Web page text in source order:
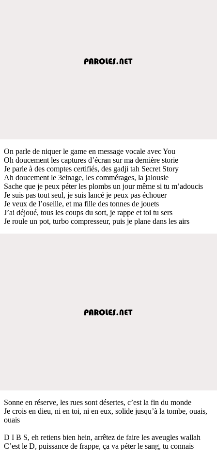
On parle de niquer le game en message vocale avec You
Oh doucement les captures d’écran sur ma dernière storie
Je parle à des comptes certifiés, des gadji tah Secret Story
Ah doucement le 3einage, les commérages, la jalousie
Sache que je peux péter les plombs un jour même si tu m’adoucis
Je suis pas tout seul, je suis lancé je peux pas échouer
Je veux de l’oseille, et ma fille des tonnes de jouets
J’ai déjoué, tous les coups du sort, je rappe et toi tu sers
Je roule un pot, turbo compresseur, puis je plane dans les airs
Sonne en réserve, les rues sont désertes, c’est la fin du monde
Je crois en dieu, ni en toi, ni en eux, solide jusqu’à la tombe, ouais,
ouais
D I B S, eh retiens bien hein, arrêtez de faire les aveugles wallah
C’est le D, puissance de frappe, ça va péter le sang, tu connais